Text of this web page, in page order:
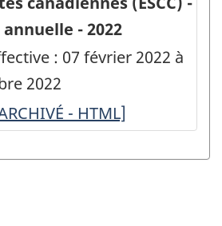
- 2022
: 07 février 2022 à
2022
- HTML]